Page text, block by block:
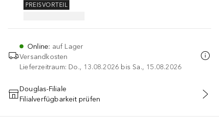
PREISVORTEIL
Online: auf Lager
Versandkosten
Lieferzeitraum: Do., 13.08.2026 bis Sa., 15.08.2026
IN DEN WARENKORB
Douglas-Filiale
Filialverfügbarkeit prüfen